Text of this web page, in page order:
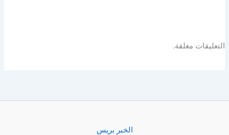
التعليقات مغلقة.
الخبر بريس